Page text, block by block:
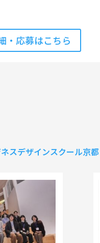
・応募はこちら
スデザインスクール京